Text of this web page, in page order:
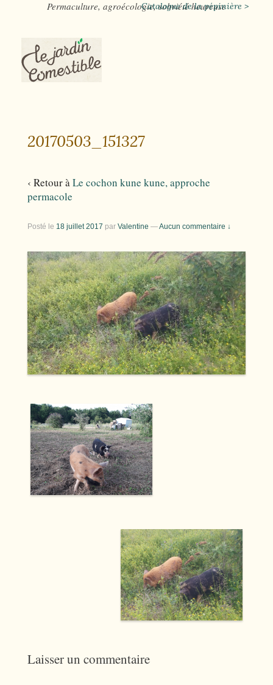
Permaculture, agroécologie, sobriété heureuse
Catalogue de la pépinière >
20170503_151327
‹ Retour àLe cochon kune kune, approche
permacole
Posté le 18 juillet 2017 par Valentine —Aucun commentaire ↓
Laisser un commentaire